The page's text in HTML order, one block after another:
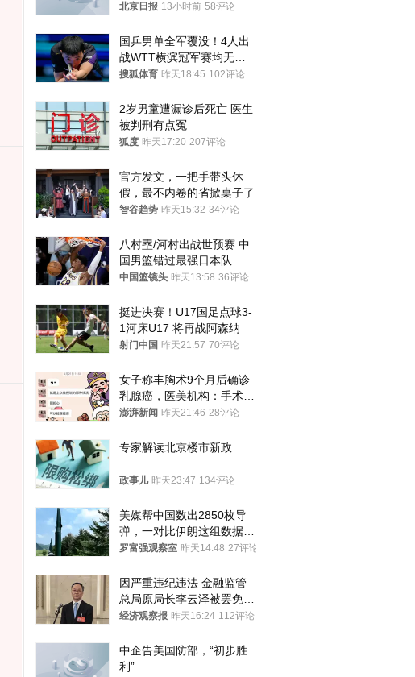
北京日报 13小时前 58评论
国乒男单全军覆没！4人出
战WTT横滨冠军赛均无缘
八强
搜狐体育 昨天18:45 102评论
2岁男童遭漏诊后死亡 医生
被判刑有点冤
狐度 昨天17:20 207评论
官方发文，一把手带头休
假，最不内卷的省掀桌子了
智谷趋势 昨天15:32 34评论
八村塁/河村出战世预赛 中
国男篮错过最强日本队
中国篮镜头 昨天13:58 36评论
挺进决赛！U17国足点球3-
1河床U17 将再战阿森纳
射门中国 昨天21:57 70评论
女子称丰胸术9个月后确诊
乳腺癌，医美机构：手术不
可能引发癌症，建议走司法
澎湃新闻 昨天21:46 28评论
专家解读北京楼市新政
政事儿 昨天23:47 134评论
美媒帮中国数出2850枚导
弹，一对比伊朗这组数据，
发现出大事了
罗富强观察室 昨天14:48 27评论
因严重违纪违法 金融监管
总局原局长李云泽被罢免全
国人大代表
经济观察报 昨天16:24 112评论
中企告美国防部，“初步胜
利”